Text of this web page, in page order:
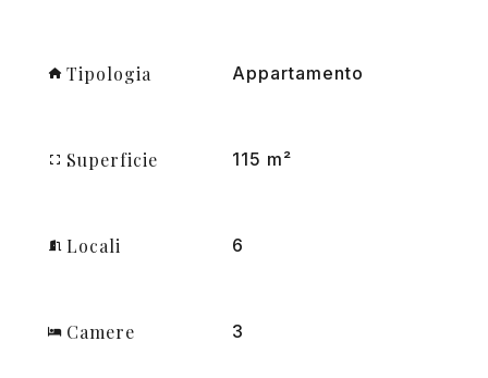
Tipologia Appartamento
Superficie 115 m²
Locali 6
Camere 3